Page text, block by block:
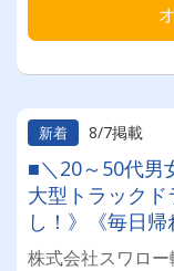
新着 8/7掲載
■＼20～50代男
大型トラック
し！》《毎日
絶らくらく運転
株式会社スワロ